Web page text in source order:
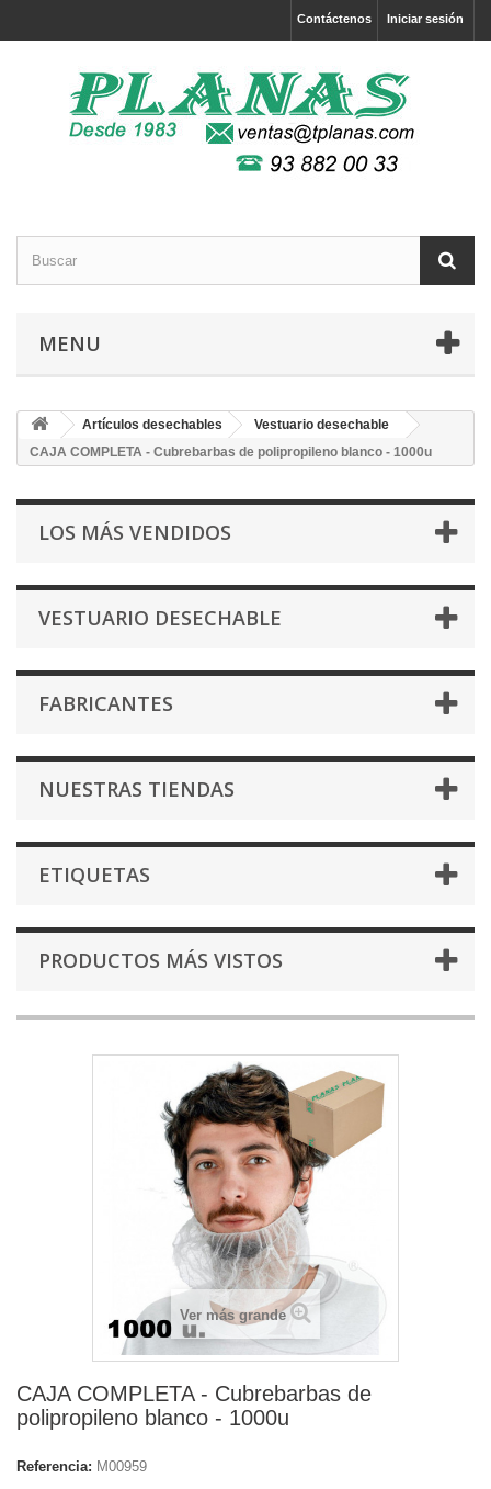
Iniciar sesión
Contáctenos
MENU
Artículos desechables
Vestuario desechable
CAJA COMPLETA - Cubrebarbas de polipropileno blanco - 1000u
LOS MÁS VENDIDOS
VESTUARIO DESECHABLE
FABRICANTES
NUESTRAS TIENDAS
ETIQUETAS
PRODUCTOS MÁS VISTOS
Ver más grande
CAJA COMPLETA - Cubrebarbas de
polipropileno blanco - 1000u
Referencia: M00959